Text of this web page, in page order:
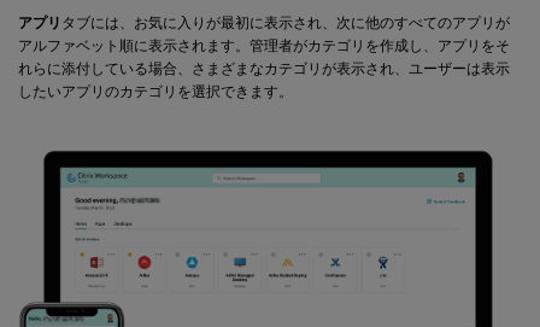
アプリ タブには、お気に入りが最初に表示され、次に他のすべてのアプリが
アルファベット順に表示されます。管理者がカテゴリを作成し、アプリをそ
れらに添付している場合、さまざまなカテゴリが表示され、ユーザーは表示
したいアプリのカテゴリを選択できます。